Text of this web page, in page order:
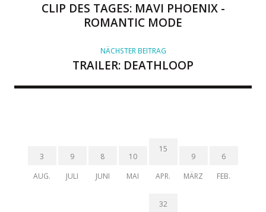
CLIP DES TAGES: MAVI PHOENIX -
ROMANTIC MODE
NÄCHSTER BEITRAG
TRAILER: DEATHLOOP
3
AUG.
9
JULI
8
JUNI
10
MAI
15
APR.
9
MÄRZ
6
FEB.
32